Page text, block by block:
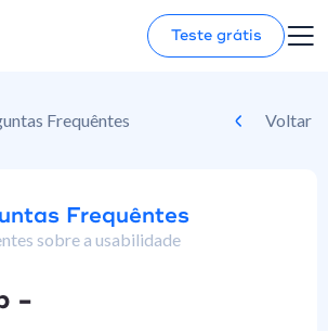
Teste grátis
Frequêntes Voltar
Frequêntes
sobre a usabilidade
-